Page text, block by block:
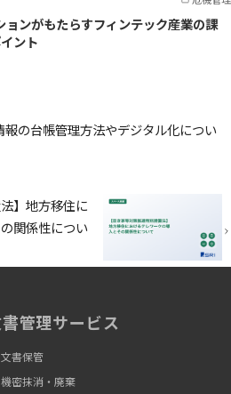
ョンがもたらすフィンテック産業の課
ント
報の台帳管理方法やデジタル化につい
】地方移住に
関係性につい
管理サービス
文書保管
機密抹消・廃棄